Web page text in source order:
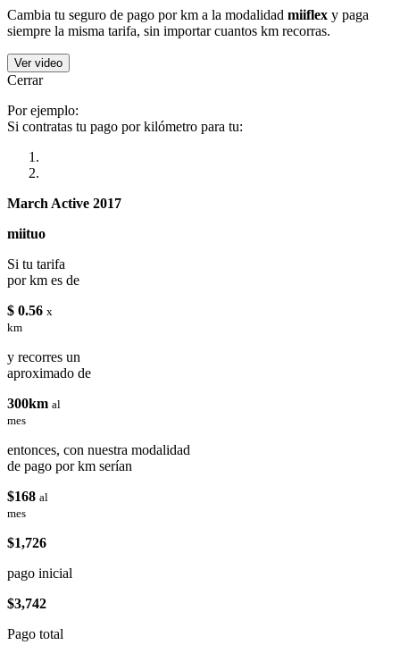
Cambia tu seguro de pago por km a la modalidad miiflex y paga
siempre la misma tarifa, sin importar cuantos km recorras.
Ver video
Cerrar
Por ejemplo:
Si contratas tu pago por kilómetro para tu:
March Active 2017
miituo
Si tu tarifa
por km es de
$ 0.56 x
km
y recorres un
aproximado de
300km al
mes
entonces, con nuestra modalidad
de pago por km serían
$168 al
mes
$1,726
pago inicial
$3,742
Pago total